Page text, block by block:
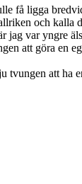
få ligga
och
var yngre
att göra en
att